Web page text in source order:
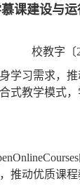
校教字〔
学习需求，
式教学模式